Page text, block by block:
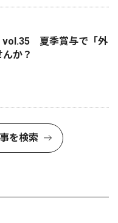
夏季賞与で「外
か？
を検索